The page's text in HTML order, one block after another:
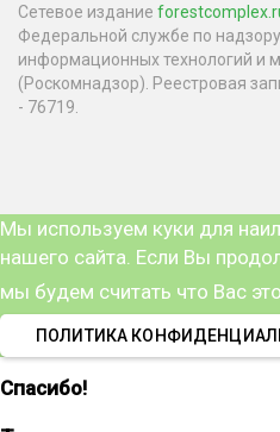
Сетевое издание
Федеральной службе по
информационных технологий и
(Роскомнадзор). Реестровая
- 76719.
Мы используем куки для
нашего сайта. Если Вы
мы будем считать что Вас это
ПОЛИТИКА
Спасибо!